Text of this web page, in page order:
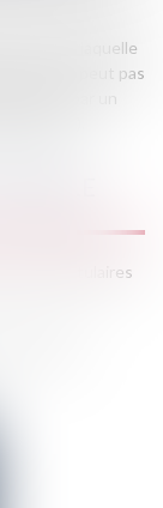
dans laquelle
Elle ne peut pas
par un
parents titulaires
plus de